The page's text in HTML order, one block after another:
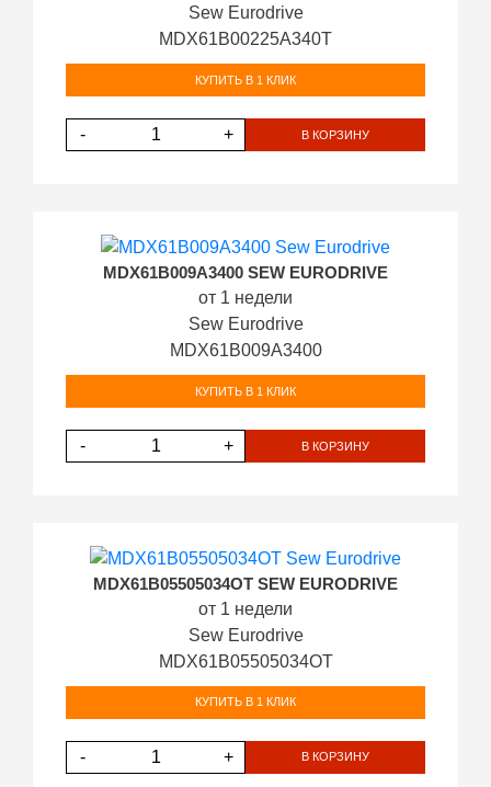
Sew Eurodrive
MDX61B00225A340T
КУПИТЬ В 1 КЛИК
- + В КОРЗИНУ
MDX61B009A3400 SEW EURODRIVE
от 1 недели
Sew Eurodrive
MDX61B009A3400
КУПИТЬ В 1 КЛИК
- + В КОРЗИНУ
MDX61B05505034OT SEW EURODRIVE
от 1 недели
Sew Eurodrive
MDX61B05505034OT
КУПИТЬ В 1 КЛИК
- + В КОРЗИНУ